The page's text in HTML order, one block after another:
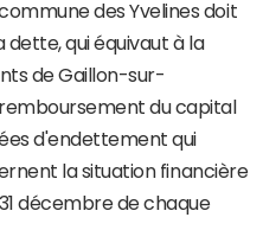
des Yvelines doit
dette, qui équivaut à la
de Gaillon-sur-
du capital
d'endettement qui
la situation financière
décembre de chaque